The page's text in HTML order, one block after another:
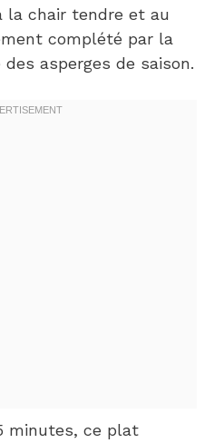
la chair tendre et au
complété par la
asperges de saison.
minutes, ce plat